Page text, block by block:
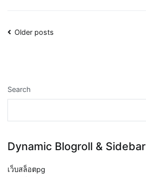
Posts
Older posts
Search
Dynamic Blogroll & Sidebar
เว็บสล็อตpg